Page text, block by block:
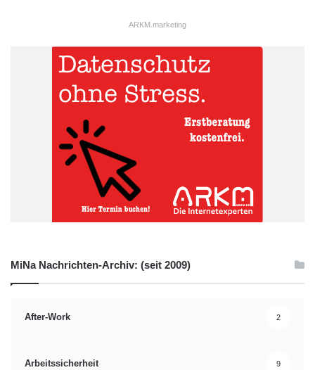
ARKM.marketing
MiNa Nachrichten-Archiv: (seit 2009)
After-Work 2
Arbeitssicherheit 9